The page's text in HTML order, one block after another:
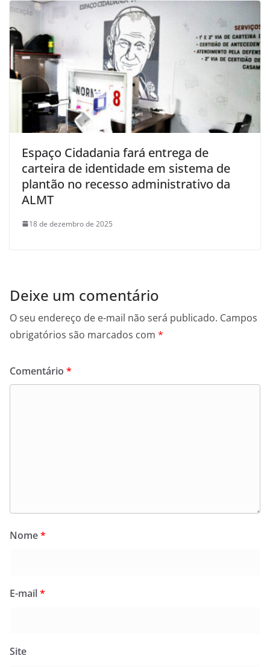
Espaço Cidadania fará entrega de
carteira de identidade em sistema de
plantão no recesso administrativo da
ALMT
18 de dezembro de 2025
Deixe um comentário
O seu endereço de e-mail não será publicado. Campos
obrigatórios são marcados com *
Comentário *
Nome*
E-mail*
Site